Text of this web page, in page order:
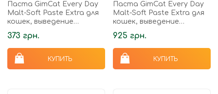
Паста GimCat Every Day
Malt-Soft Paste Extra для
кошек, выведение
шерсти из желудка, 50 г
373 грн.
КУПИТЬ
Паста GimCat Every Day
Malt-Soft Paste Extra для
кошек, выведение
шерсти из желудка, 200 г
925 грн.
КУПИТЬ